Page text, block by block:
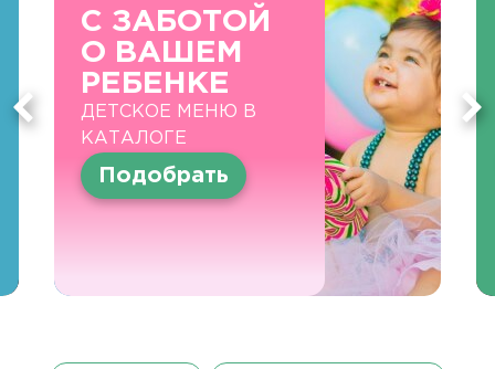
С ЗАБОТОЙ
О ВАШЕМ
РЕБЕНКЕ
ДЕТСКОЕ МЕНЮ В
КАТАЛОГЕ
Подобрать